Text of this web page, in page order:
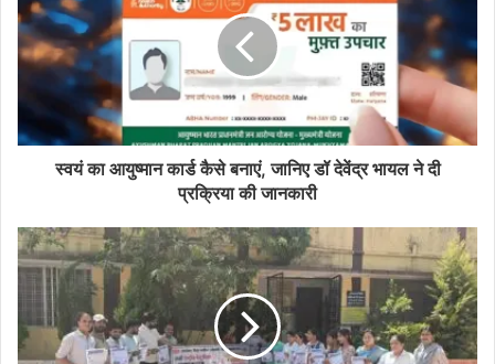
स्वयं का आयुष्मान कार्ड कैसे बनाएं, जानिए डॉ देवेंद्र भायल ने दी
प्रक्रिया की जानकारी